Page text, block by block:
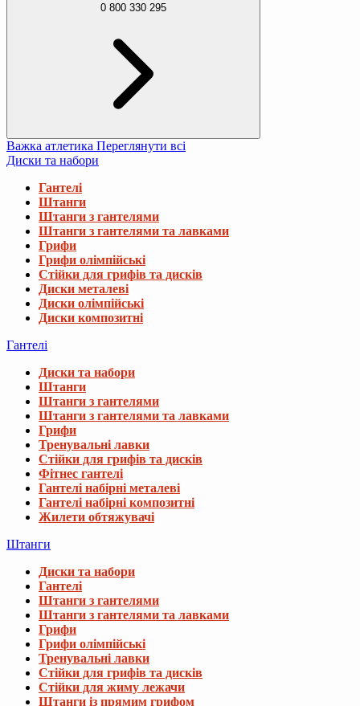
0 800 330 295
Важка атлетика Переглянути всі
Диски та набори
Гантелі
Штанги
Штанги з гантелями
Штанги з гантелями та лавками
Грифи
Грифи олімпійські
Стійки для грифів та дисків
Диски металеві
Диски олімпійські
Диски композитні
Гантелі
Диски та набори
Штанги
Штанги з гантелями
Штанги з гантелями та лавками
Грифи
Тренувальні лавки
Стійки для грифів та дисків
Фітнес гантелі
Гантелі набірні металеві
Гантелі набірні композитні
Жилети обтяжувачі
Штанги
Диски та набори
Гантелі
Штанги з гантелями
Штанги з гантелями та лавками
Грифи
Грифи олімпійські
Тренувальні лавки
Стійки для грифів та дисків
Стійки для жиму лежачи
Штанги із прямим грифом